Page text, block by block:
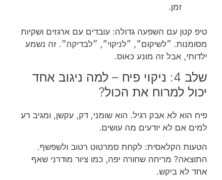
זמן.
טיפ קטן עם השפעה גדולה: עובדים עם ארגזים ושקיות
מסומנות. ״לשיקום״, ״לניקוי״, ״לבדיקה״. זה נשמע
ילדותי, אבל זה מונע כאוס.
שלב 4: ניקוי פיח – למה ניגוב אחד
יכול למרוח את הכול?
פיח הוא לא אבק רגיל. הוא שומני, דק, עקשן, ומגיב רע
למים אם לא יודעים מה עושים.
הטעות הקלאסית: לקחת סמרטוט רטוב ולשפשף.
התוצאה? מריחה שחורה יפה, כמו ציור מודרני שאף
אחד לא ביקש.